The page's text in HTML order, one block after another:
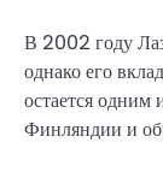
В 2002 году
однако его
остается
Финляндии и